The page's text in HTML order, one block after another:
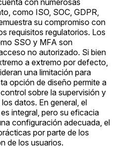
como ISO, SOC, GDPR,
su compromiso con
requisitos regulatorios. Los
SSO y MFA son
no autorizado. Si bien
a extremo por defecto,
una limitación para
opción de diseño permite a
sobre la supervisión y
datos. En general, el
integral, pero su eficacia
configuración adecuada, el
por parte de los
de los usuarios.